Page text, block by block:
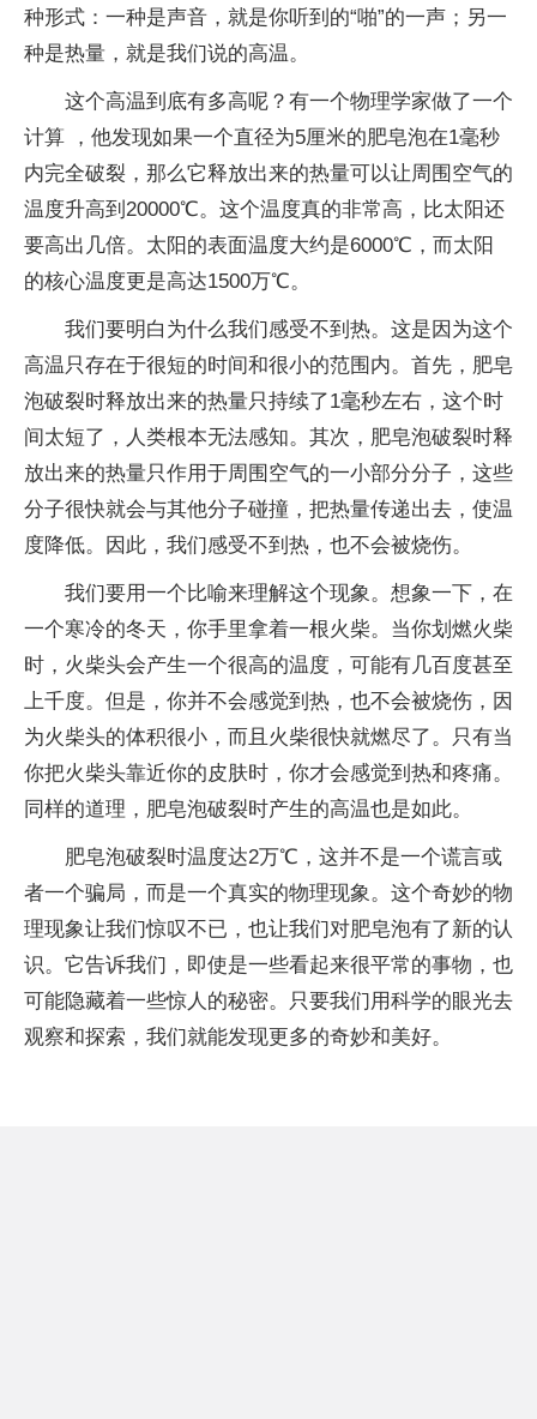
种形式：一种是声音，就是你听到的“啪”的一声；另一
种是热量，就是我们说的高温。
这个高温到底有多高呢？有一个物理学家做了一个
计算 ，他发现如果一个直径为5厘米的肥皂泡在1毫秒
内完全破裂，那么它释放出来的热量可以让周围空气的
温度升高到20000℃。这个温度真的非常高，比太阳还
要高出几倍。太阳的表面温度大约是6000℃，而太阳
的核心温度更是高达1500万℃。
我们要明白为什么我们感受不到热。这是因为这个
高温只存在于很短的时间和很小的范围内。首先，肥皂
泡破裂时释放出来的热量只持续了1毫秒左右，这个时
间太短了，人类根本无法感知。其次，肥皂泡破裂时释
放出来的热量只作用于周围空气的一小部分分子，这些
分子很快就会与其他分子碰撞，把热量传递出去，使温
度降低。因此，我们感受不到热，也不会被烧伤。
我们要用一个比喻来理解这个现象。想象一下，在
一个寒冷的冬天，你手里拿着一根火柴。当你划燃火柴
时，火柴头会产生一个很高的温度，可能有几百度甚至
上千度。但是，你并不会感觉到热，也不会被烧伤，因
为火柴头的体积很小，而且火柴很快就燃尽了。只有当
你把火柴头靠近你的皮肤时，你才会感觉到热和疼痛。
同样的道理，肥皂泡破裂时产生的高温也是如此。
肥皂泡破裂时温度达2万℃，这并不是一个谎言或
者一个骗局，而是一个真实的物理现象。这个奇妙的物
理现象让我们惊叹不已，也让我们对肥皂泡有了新的认
识。它告诉我们，即使是一些看起来很平常的事物，也
可能隐藏着一些惊人的秘密。只要我们用科学的眼光去
观察和探索，我们就能发现更多的奇妙和美好。